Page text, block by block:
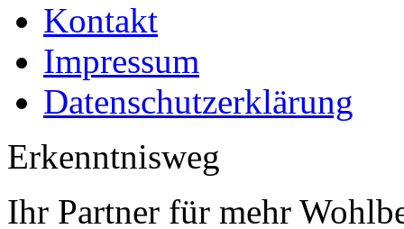
Kontakt
Impressum
Datenschutzerklärung
Erkenntnisweg
Ihr Partner für mehr